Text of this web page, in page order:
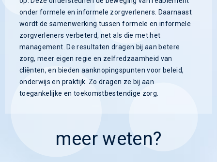
onder formele en informele zorgverleners. Daarnaast
wordt de samenwerking tussen formele en informele
zorgverleners verbeterd, net als die met het
management. De resultaten dragen bij aan betere
zorg, meer eigen regie en zelfredzaamheid van
cliënten, en bieden aanknopingspunten voor beleid,
onderwijs en praktijk. Zo dragen ze bij aan
toegankelijke en toekomstbestendige zorg.
meer weten?